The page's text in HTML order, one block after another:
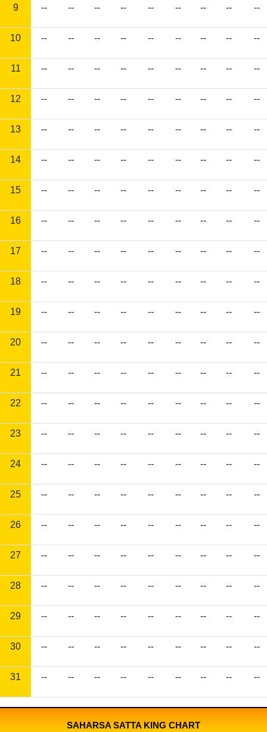
9 -- -- -- -- -- -- -- -- --
10 -- -- -- -- -- -- -- -- --
11 -- -- -- -- -- -- -- -- --
12 -- -- -- -- -- -- -- -- --
13 -- -- -- -- -- -- -- -- --
14 -- -- -- -- -- -- -- -- --
15 -- -- -- -- -- -- -- -- --
16 -- -- -- -- -- -- -- -- --
17 -- -- -- -- -- -- -- -- --
18 -- -- -- -- -- -- -- -- --
19 -- -- -- -- -- -- -- -- --
20 -- -- -- -- -- -- -- -- --
21 -- -- -- -- -- -- -- -- --
22 -- -- -- -- -- -- -- -- --
23 -- -- -- -- -- -- -- -- --
24 -- -- -- -- -- -- -- -- --
25 -- -- -- -- -- -- -- -- --
26 -- -- -- -- -- -- -- -- --
27 -- -- -- -- -- -- -- -- --
28 -- -- -- -- -- -- -- -- --
29 -- -- -- -- -- -- -- -- --
30 -- -- -- -- -- -- -- -- --
31 -- -- -- -- -- -- -- -- --
SAHARSA SATTA KING CHART